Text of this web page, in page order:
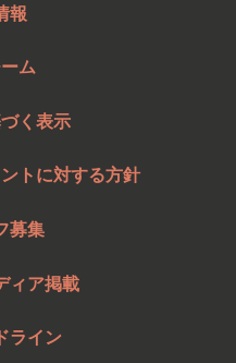
報
ム
く表示
トに対する方針
募集
ィア掲載
ライン